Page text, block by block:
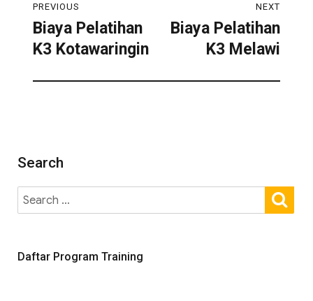
PREVIOUS
Biaya Pelatihan
K3 Kotawaringin
NEXT
Biaya Pelatihan
K3 Melawi
Search
Daftar Program Training